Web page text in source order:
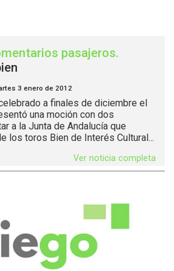
pasajeros.
3 enero de 2012
a finales de diciembre el
una moción con dos
a la Junta de Andalucía que
los toros Bien de Interés Cultural...
Ver noticia completa